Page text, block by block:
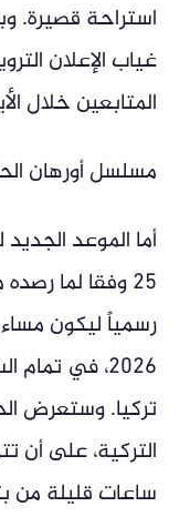
استراحة قصيرة.
غياب الإعلان
المتابعين خلال
مسلسل أورهان
أما الموعد
25 وفقا لما
2026، في
التركية، على أن
ساعات قليلة من